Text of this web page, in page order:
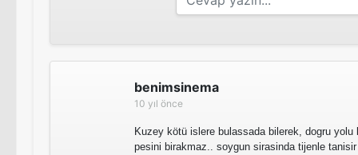
benimsinema
10 yıl önce
Kuzey kötü islere bulassada bilerek, dogru
pesini birakmaz.. soygun sirasinda tijenle